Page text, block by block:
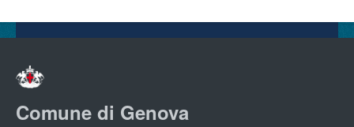
Comune di Genova